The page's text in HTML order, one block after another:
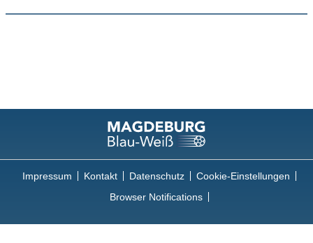
Impressum Kontakt Datenschutz
Cookie-Einstellungen
Browser Notifications